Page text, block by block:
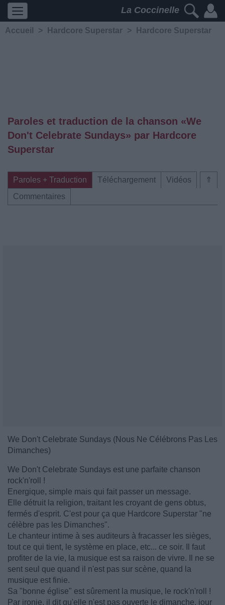
La Coccinelle
Accueil > Hardcore Superstar > Hardcore Superstar
Paroles et traduction de la chanson «We
Don't Celebrate Sundays» par Hardcore
Superstar
⇑
Paroles + Traduction Téléchargement
Vidéos
Commentaires
We Don't Celebrate Sundays (Nous Ne Célébrons Pas Les
Dimanches)
We Don't Celebrate Sundays est une parfaite chanson
rock'n'roll !
Energique, simple mais qui fait passer un message.
Elle détruit la religion, traitant les croyant de gens obtus,
fermés d'esprit. C'est pour ça que Hardcore Superstar "ne
célèbre pas les Dimanches".
Le chanteur intime à ses auditeurs à fracasser les sièges,
tout ce qui tient, le système en place, etc... ce soir. Il faut
profiter de la vie, la musique est sa raison de vivre. Il ne se
sent seul que quand il n'est pas sur scène, quand la
musique est finie.
Sa "bonne église" est sûrement la musique, le rock'n'roll !
Par ironie, il dit qu'elle n'est pas ouverte le dimanche, jour